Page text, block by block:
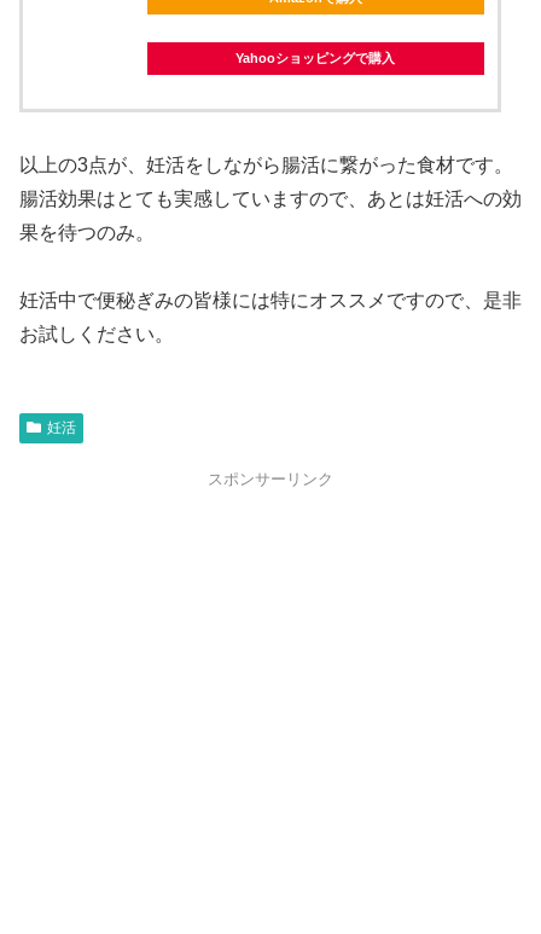
Yahooショッピングで購入
以上の3点が、妊活をしながら腸活に繋がった食材です。
腸活効果はとても実感していますので、あとは妊活への効
果を待つのみ。
妊活中で便秘ぎみの皆様には特にオススメですので、是非
お試しください。
妊活
スポンサーリンク